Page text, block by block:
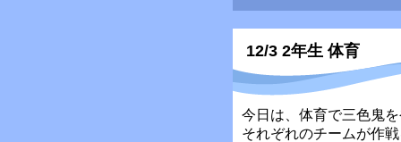
12/3 2年生 体育
今日は、体育で三色鬼
それぞれのチームが作